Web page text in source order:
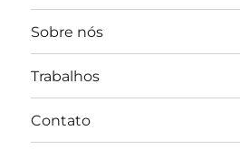
Sobre nós
Trabalhos
Contato